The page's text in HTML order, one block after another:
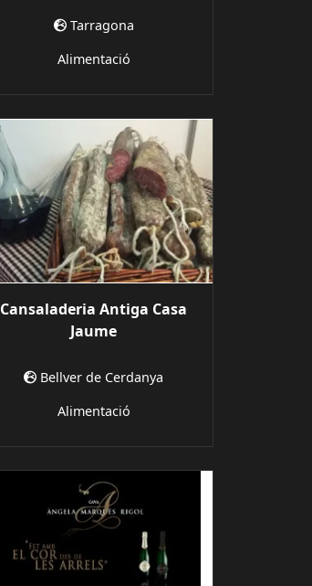
Tarragona
Alimentació
Cansaladeria Antiga Casa
Jaume
Bellver de Cerdanya
Alimentació